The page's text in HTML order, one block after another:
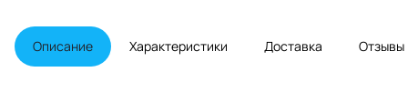
Описание Характеристики Доставка Отзывы